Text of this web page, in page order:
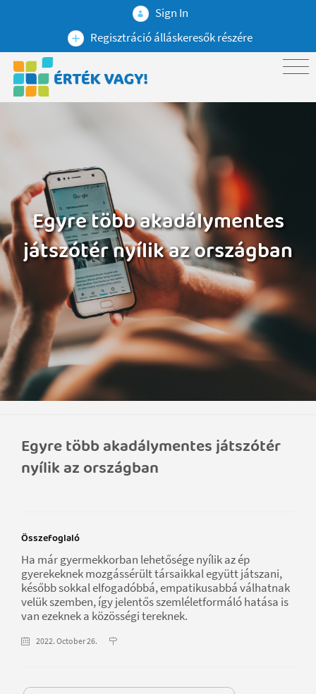
Sign In
Regisztráció álláskeresők részére
Egyre több akadálymentes
játszótér nyílik az országban
Egyre több akadálymentes játszótér
nyílik az országban
Összefoglaló
Ha már gyermekkorban lehetősége nyílik az ép
gyerekeknek mozgássérült társaikkal együtt játszani,
később sokkal elfogadóbbá, empatikusabbá válhatnak
velük szemben, így jelentős szemléletformáló hatása is
van ezeknek a közösségi tereknek.
2022. October 26.